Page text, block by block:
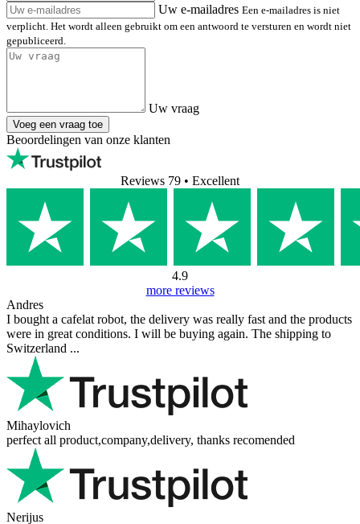
Uw e-mailadres Een e-mailadres is niet
verplicht. Het wordt alleen gebruikt om een antwoord te versturen en wordt niet
gepubliceerd.
Uw vraag
Voeg een vraag toe
Beoordelingen van onze klanten
Reviews 79 • Excellent
4.9
more reviews
Andres
I bought a cafelat robot, the delivery was really fast and the products
were in great conditions. I will be buying again. The shipping to
Switzerland ...
Mihaylovich
perfect all product,company,delivery, thanks recomended
Nerijus